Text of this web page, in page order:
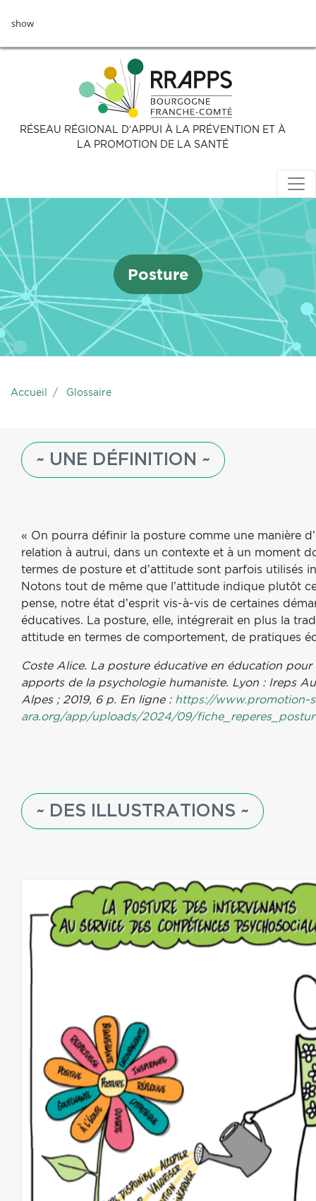
aushow
RÉSEAU RÉGIONAL D’APPUI À LA PRÉVENTION ET À
LA PROMOTION DE LA SANTÉ
Posture
Accueil Glossaire
~ UNE DÉFINITION ~
« On pourra définir la posture comme une manière
relation à autrui, dans un contexte et à un moment
termes de posture et d’attitude sont parfois utilisés
Notons tout de même que l’attitude indique plutôt
pense, notre état d’esprit vis-à-vis de certaines
éducatives. La posture, elle, intégrerait en plus la
attitude en termes de comportement, de pratiques
Coste Alice. La posture éducative en éducation pour
apports de la psychologie humaniste. Lyon : Ireps
Alpes ; 2019, 6 p. En ligne : https://www.promotion-
ara.org/app/uploads/2024/09/
~ DES ILLUSTRATIONS ~